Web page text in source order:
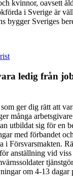
kvinnor, oavsett
i Sverige är
bygger Sveriges
ledig från
ger dig rätt att
många
utbildat sig för en
med förbandet
i Försvarsmakten.
anställning vid
om 4-13 dagar